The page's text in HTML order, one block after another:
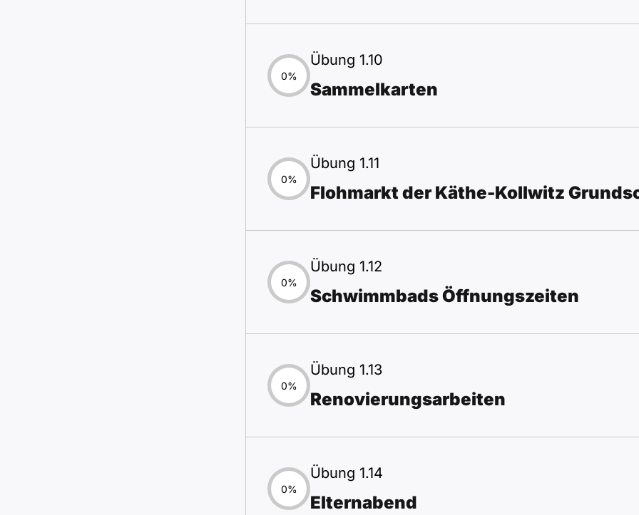
0%
Übung 1.10
Sammelkarten
0%
Übung 1.11
Flohmarkt der Käthe-Kollwitz
0%
Übung 1.12
Schwimmbads Öffnungszeiten
0%
Übung 1.13
Renovierungsarbeiten
0%
Übung 1.14
Elternabend